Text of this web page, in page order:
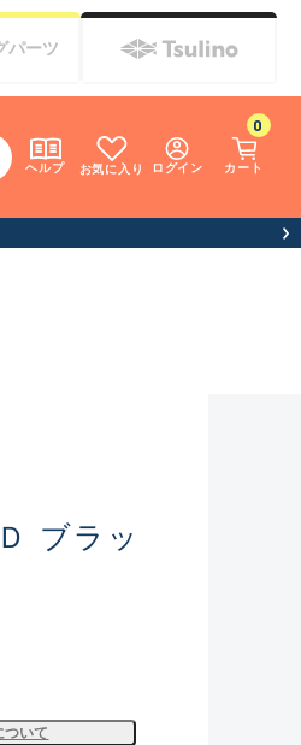
ヘルプ お気に入り ログイン カート
0
パーツ
ブラッ
ついて